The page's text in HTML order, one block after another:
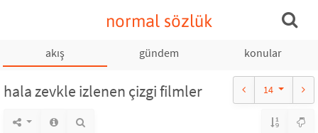
normal sözlük
akış gündem konular
hala zevkle izlenen çizgi filmler 14